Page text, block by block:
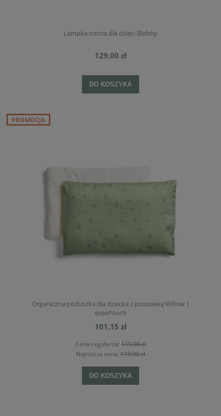
Lampka nocna dla dzieci Blobby
129,00 zł
DO KOSZYKA
Organiczna poduszka dla dziecka z poszewką Willow |
ergoPouch
101,15 zł
Cena regularna:119,00 zł
Najniższa cena: 119,00 zł
DO KOSZYKA
PROMOCJA